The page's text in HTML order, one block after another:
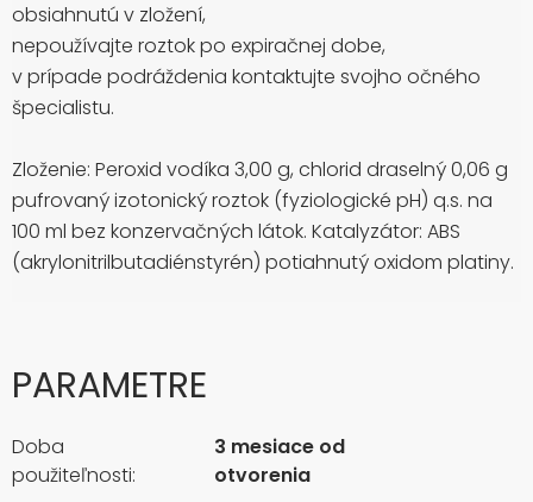
obsiahnutú v zložení,
nepoužívajte roztok po expiračnej dobe,
v prípade podráždenia kontaktujte svojho očného
špecialistu.
Zloženie: Peroxid vodíka 3,00 g, chlorid draselný 0,06 g
pufrovaný izotonický roztok (fyziologické pH) q.s. na
100 ml bez konzervačných látok. Katalyzátor: ABS
(akrylonitrilbutadiénstyrén) potiahnutý oxidom platiny.
PARAMETRE
Doba
použiteľnosti:
3 mesiace od
otvorenia